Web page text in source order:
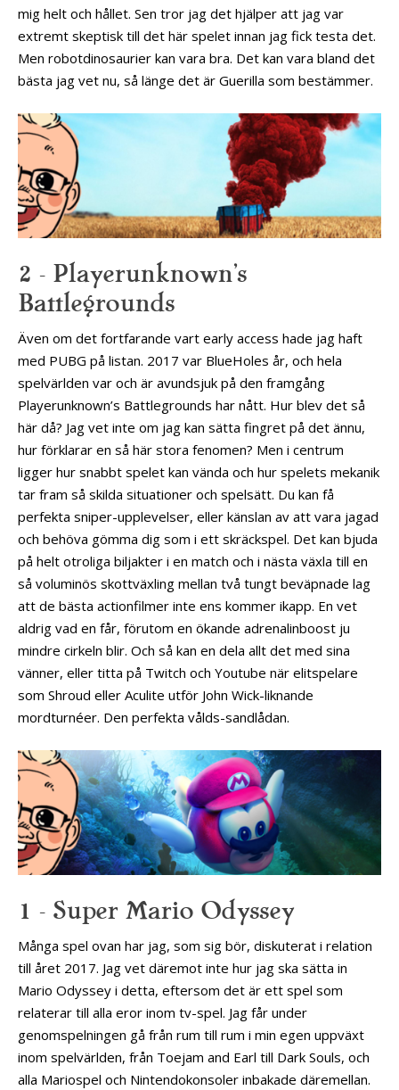
mig helt och hållet. Sen tror jag det hjälper att jag var
extremt skeptisk till det här spelet innan jag fick testa det.
Men robotdinosaurier kan vara bra. Det kan vara bland det
bästa jag vet nu, så länge det är Guerilla som bestämmer.
2 – Playerunknown’s
Battlegrounds
Även om det fortfarande vart early access hade jag haft
med PUBG på listan. 2017 var BlueHoles år, och hela
spelvärlden var och är avundsjuk på den framgång
Playerunknown’s Battlegrounds har nått. Hur blev det så
här då? Jag vet inte om jag kan sätta fingret på det ännu,
hur förklarar en så här stora fenomen? Men i centrum
ligger hur snabbt spelet kan vända och hur spelets mekanik
tar fram så skilda situationer och spelsätt. Du kan få
perfekta sniper-upplevelser, eller känslan av att vara jagad
och behöva gömma dig som i ett skräckspel. Det kan bjuda
på helt otroliga biljakter i en match och i nästa växla till en
så voluminös skottväxling mellan två tungt beväpnade lag
att de bästa actionfilmer inte ens kommer ikapp. En vet
aldrig vad en får, förutom en ökande adrenalinboost ju
mindre cirkeln blir. Och så kan en dela allt det med sina
vänner, eller titta på Twitch och Youtube när elitspelare
som Shroud eller Aculite utför John Wick-liknande
mordturnéer. Den perfekta vålds-sandlådan.
1 – Super Mario Odyssey
Många spel ovan har jag, som sig bör, diskuterat i relation
till året 2017. Jag vet däremot inte hur jag ska sätta in
Mario Odyssey i detta, eftersom det är ett spel som
relaterar till alla eror inom tv-spel. Jag får under
genomspelningen gå från rum till rum i min egen uppväxt
inom spelvärlden, från Toejam and Earl till Dark Souls, och
alla Mariospel och Nintendokonsoler inbakade däremellan.